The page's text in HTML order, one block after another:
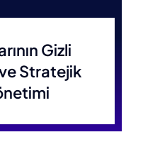
Gizli
Stratejik